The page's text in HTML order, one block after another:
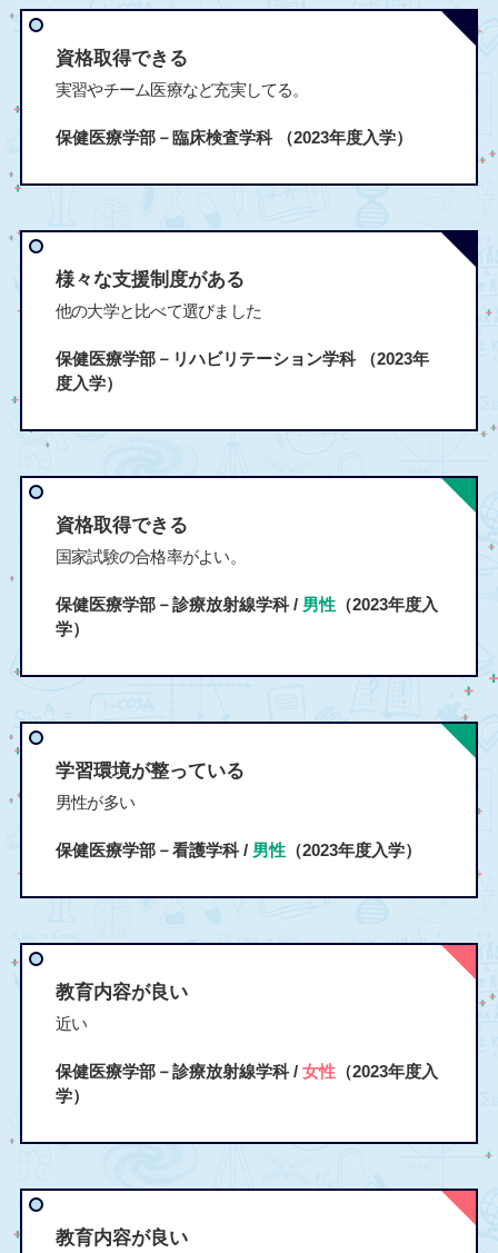
資格取得できる
実習やチーム医療など充実してる。
保健医療学部－臨床検査学科 （2023年度入学）
様々な支援制度がある
他の大学と比べて選びました
保健医療学部－リハビリテーション学科
（2023年
度入学）
資格取得できる
国家試験の合格率がよい。
保健医療学部－診療放射線学科 / 男性（2023年度入
学）
学習環境が整っている
男性が多い
保健医療学部－看護学科 / 男性（2023年度入学）
教育内容が良い
近い
保健医療学部－診療放射線学科 / 女性（2023年度入
学）
教育内容が良い